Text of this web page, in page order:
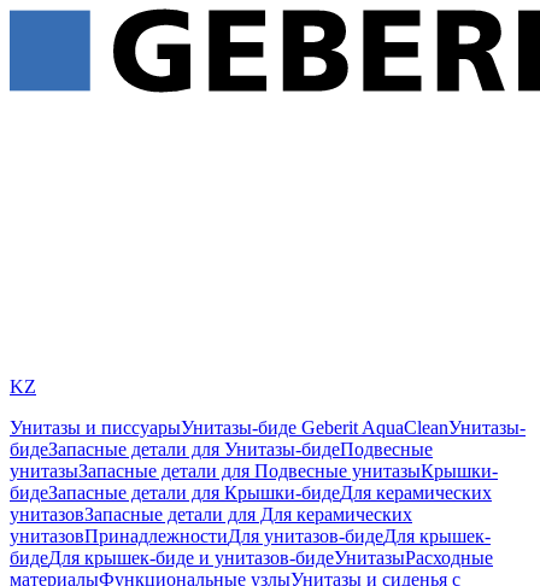
KZ
Унитазы и писсуарыУнитазы-биде Geberit AquaCleanУнитазы-
бидеЗапасные детали для Унитазы-бидеПодвесные
унитазыЗапасные детали для Подвесные унитазыКрышки-
бидеЗапасные детали для Крышки-бидеДля керамических
унитазовЗапасные детали для Для керамических
унитазовПринадлежностиДля унитазов-бидеДля крышек-
бидеДля крышек-биде и унитазов-бидеУнитазыРасходные
материалыФункциональные узлыУнитазы и сиденья с